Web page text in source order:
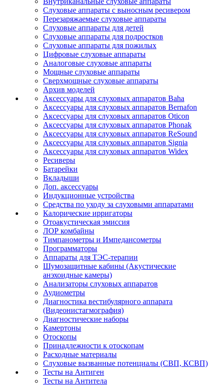
Слуховые аппараты с выносным ресивером
Перезаряжаемые слуховые аппараты
Слуховые аппараты для детей
Слуховые аппараты для подростков
Слуховые аппараты для пожилых
Цифровые слуховые аппараты
Аналоговые слуховые аппараты
Мощные слуховые аппараты
Сверхмощные слуховые аппараты
Архив моделей
Аксессуары для слуховых аппаратов Baha
Аксессуары для слуховых аппаратов Bernafon
Аксессуары для слуховых аппаратов Oticon
Аксессуары для слуховых аппаратов Phonak
Аксессуары для слуховых аппаратов ReSound
Аксессуары для слуховых аппаратов Signia
Аксессуары для слуховых аппаратов Widex
Ресиверы
Батарейки
Вкладыши
Доп. аксессуары
Индукционные устройства
Средства по уходу за слуховыми аппаратами
Калорические ирригаторы
Отоакустическая эмиссия
ЛОР комбайны
Тимпанометры и Импедансометры
Программаторы
Аппараты для ТЭС-терапии
Шумозащитные кабины (Акустические
анэхоидные камеры)
Анализаторы слуховых аппаратов
Аудиометры
Диагностика вестибулярного аппарата
(Видеонистагмография)
Диагностические наборы
Камертоны
Отоскопы
Принадлежности к отоскопам
Расходные материалы
Слуховые вызванные потенциалы (СВП, КСВП)
Тесты на Антиген
Тесты на Антитела